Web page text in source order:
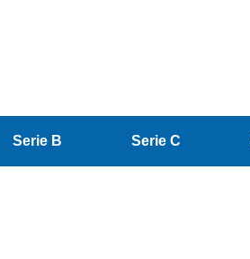
Serie B Serie C